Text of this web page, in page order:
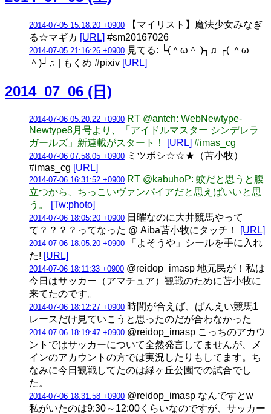
2014-07-05 15:18:20 +0900 【マイリスト】魔法少女みなぎ
る☆マギカ [URL] #sm20167026
2014-07-05 21:16:26 +0900 見てる: └(＾ω＾ )┐♫ ┌( ＾ω
＾)┘♫ | もくめ #pixiv [URL]
2014_07_06 (日)
2014-07-06 05:20:22 +0900 RT @antch: WebNewtype-
Newtype8月号より、「アイドルマスター シンデレラ
ガールズ」新連載がスタート！
[URL] #imas_cg
2014-07-06 07:58:05 +0900 ミツボシ☆☆★（苫小牧）
#imas_cg [URL]
2014-07-06 16:31:52 +0900 RT @kabuhoP: 蚊だと思うと腹
立つから、ちっこいヴァンパイアだと思えばいいと思
う。
[Tw:photo]
2014-07-06 18:05:20 +0900 日曜なのに大井競馬やって
て？？？？ってなった @ Aiba苫小牧にタッチ！
[URL]
2014-07-06 18:05:20 +0900 「よそうや」シールを手に入れ
た! [URL]
2014-07-06 18:11:33 +0900 @reidop_imasp 地元民が！私は
今日はサッカー（アマチュア）観戦のために苫小牧に
来てたのです。
2014-07-06 18:12:27 +0900 時間が合えば、ばんえい競馬1
レースだけ見ていこうと思ったのだが合わなかった
2014-07-06 18:19:47 +0900 @reidop_imasp こっちのアカウ
ントではサッカーについて全然発言してませんが、メ
インのアカウントの方では実況したりもしてます。ち
なみに今日観戦してたのは緑ヶ丘公園での試合でし
た。
2014-07-06 18:31:58 +0900 @reidop_imasp なんですとw
私がいたのは9:30～12:00くらいなのですが、サッカー